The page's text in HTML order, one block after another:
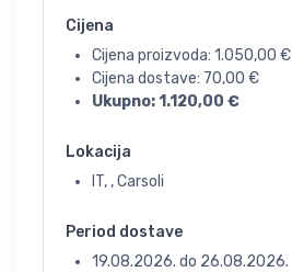
Cijena
Cijena proizvoda: 1.050,00 €
Cijena dostave: 70,00 €
Ukupno:1.120,00 €
Lokacija
IT, , Carsoli
Period dostave
19.08.2026. do 26.08.2026.